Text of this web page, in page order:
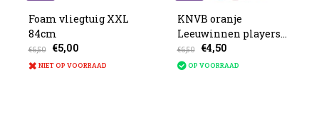
Foam vliegtuig XXL
84cm
€6,50 €5,00
NIET OP VOORRAAD
KNVB oranje
Leeuwinnen players
size 5
€6,50 €4,50
OP VOORRAAD